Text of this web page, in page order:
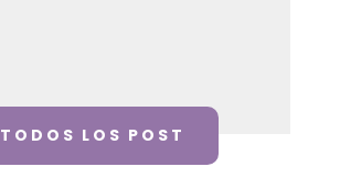
TODOS LOS POST